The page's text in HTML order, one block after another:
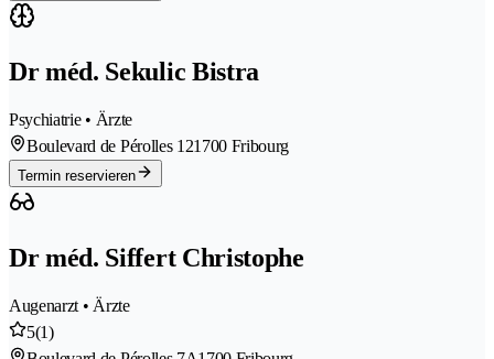
Dr méd. Sekulic Bistra
Psychiatrie • Ärzte
Boulevard de Pérolles 121700 Fribourg
Termin reservieren
Dr méd. Siffert Christophe
Augenarzt • Ärzte
5(1)